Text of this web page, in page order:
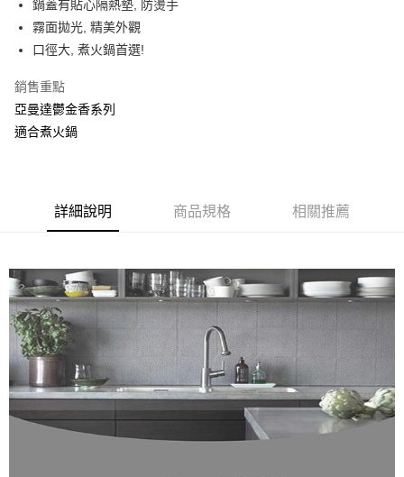
國泰世華商業銀行
臺灣中小企業銀行
匯豐（台灣）商業銀行
聯邦商業銀行
元大商業銀行
台新國際商業銀行
台灣樂天信用卡公司
街口支付
悠遊付
ATM付款
運送方式
鍋蓋有貼心隔熱墊, 防燙手
霧面拋光, 精美外觀
口徑大, 煮火鍋首選!
銷售重點
亞曼達鬱金香系列
適合煮火鍋
詳細說明 商品規格 相關推薦